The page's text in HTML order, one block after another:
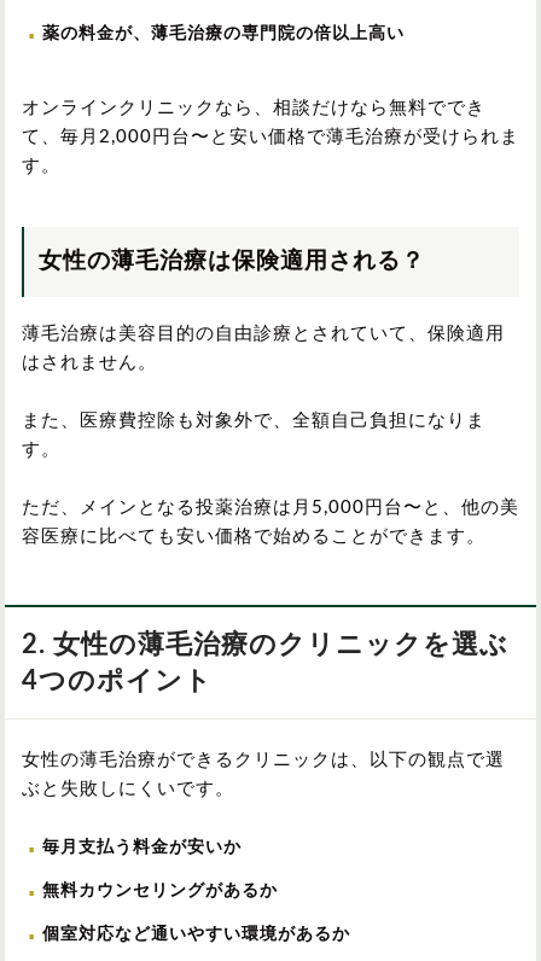
薬の料金が、薄毛治療の専門院の倍以上高い
オンラインクリニックなら、相談だけなら無料ででき
て、毎月2,000円台〜と安い価格で薄毛治療が受けられま
す。
女性の薄毛治療は保険適用される？
薄毛治療は美容目的の自由診療とされていて、保険適用
はされません。
また、医療費控除も対象外で、全額自己負担になりま
す。
ただ、メインとなる投薬治療は月5,000円台〜と、他の美
容医療に比べても安い価格で始めることができます。
2. 女性の薄毛治療のクリニックを選ぶ
4つのポイント
女性の薄毛治療ができるクリニックは、以下の観点で選
ぶと失敗しにくいです。
毎月支払う料金が安いか
無料カウンセリングがあるか
個室対応など通いやすい環境があるか